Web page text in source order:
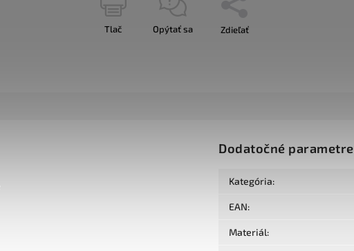
Tlač Opýtať sa Zdieľať
Dodatočné parametre
Kategória:
EAN:
Materiál: